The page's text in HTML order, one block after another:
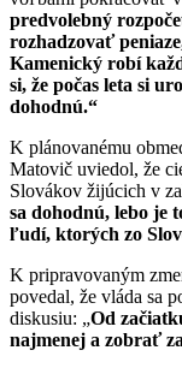
predvolebný
rozhadzovať
Kamenický robí
si, že počas leta si
dohodnú.“
K plánovanému
Matovič uviedol, že
Slovákov žijúcich v
sa dohodnú, lebo je
ľudí, ktorých zo
K pripravovaným
povedal, že vláda sa
diskusiu: „Od
najmenej a zobrať